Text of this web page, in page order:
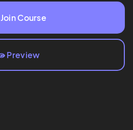
Join Course
Preview